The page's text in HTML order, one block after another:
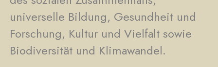
universelle Bildung, Gesundheit und
Forschung, Kultur und Vielfalt sowie
Biodiversität und Klimawandel.